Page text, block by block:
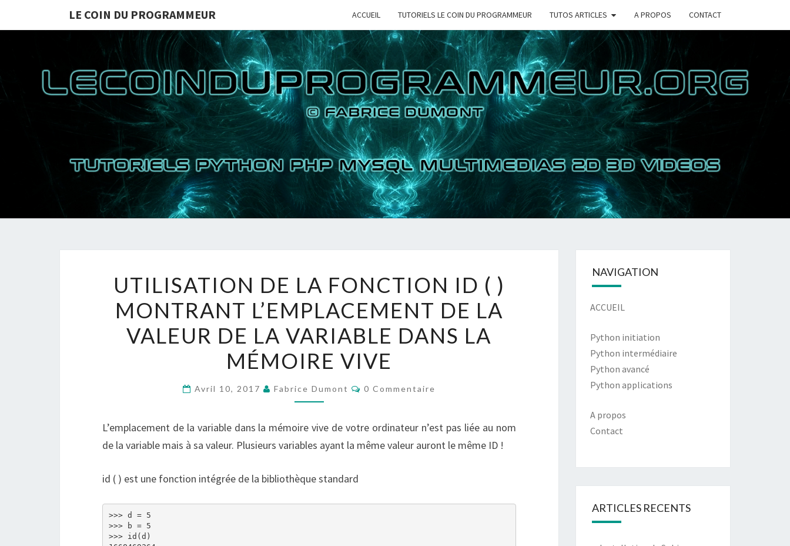
LE COIN DU PROGRAMMEUR ACCUEIL TUTORIELS LE COIN DU PROGRAMMEUR TUTOS ARTICLES A PROPOS CONTACT
LE COIN DU
PROGRAMMEUR
TUTORIELS
PYTHON PHP
MYSQL
MULTIMEDIAS
2D 3D
VIDEOS
DE
LA
FONCTION
ID
(
MONTRANT
DE
LA
DE
UTILISATION DE LA FONCTION ID ( )
MONTRANT L’EMPLACEMENT DE LA
VALEUR DE LA VARIABLE DANS LA
MÉMOIRE VIVE
Avril 10, 2017 Fabrice Dumont Commentaires
0 Commentaire
L’emplacement de la variable dans la mémoire vive de votre ordinateur n’est pas liée au nom
de la variable mais à sa valeur. Plusieurs variables ayant la même valeur auront le même ID !
id ( ) est une fonction intégrée de la bibliothèque standard
>>> d = 5
>>> b = 5
>>> id(d)
NAVIGATION
ACCUEIL
Python initiation
Python intermédiaire
Python avancé
Python applications
A propos
Contact
ARTICLES RECENTS